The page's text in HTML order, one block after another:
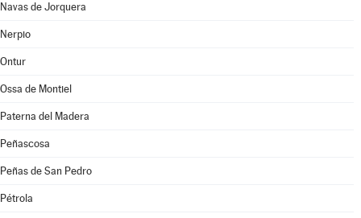
Navas de Jorquera
Nerpio
Ontur
Ossa de Montiel
Paterna del Madera
Peñascosa
Peñas de San Pedro
Pétrola